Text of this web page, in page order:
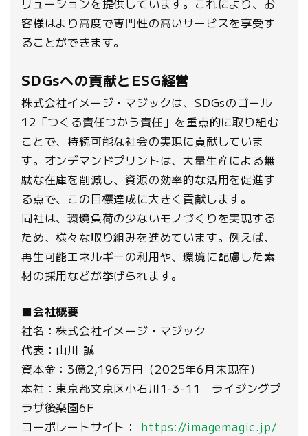
客様はより高度で専門性の高いサービスを享受す
ることができます。
SDGsへの貢献とESG経営
株式会社イメージ・マジックは、SDGsのゴール
12「つくる責任つかう責任」を重点的に取り組む
ことで、持続可能な社会の実現に貢献していま
す。オンデマンドプリントは、大量生産による無
駄な在庫を削減し、資源の効率的な活用を促進す
る点で、この目標達成に大きく貢献します。
同社は、環境負荷の少ないモノづくりを実現する
ため、様々な取り組みを進めています。例えば、
再生可能エネルギーの利用や、環境に配慮した素
材の採用などが挙げられます。
■会社概要
社名：株式会社イメージ・マジック
代表：山川 誠
資本金：3億2,196万円（2025年6月末現在）
本社：東京都文京区小石川1-3-11 ライジングプ
ラザ後楽園6F
コーポレートサイト： https://imagemagic.jp/